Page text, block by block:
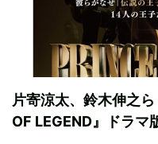
片寄涼太、鈴木伸之
OF LEGEND』ドラマ